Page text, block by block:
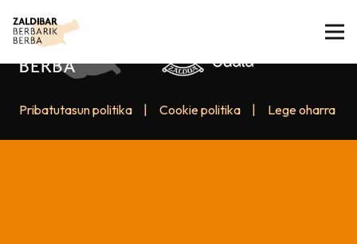
Pribatutasun politika Cookie politika Lege oharra